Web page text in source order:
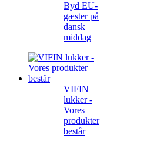
Byd EU-
gæster på
dansk
middag
VIFIN
lukker -
Vores
produkter
består